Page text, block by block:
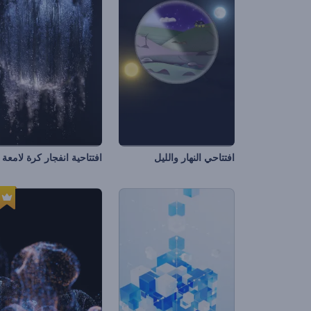
افتتاحي النهار والليل افتتاحية انفجار كرة لامعة